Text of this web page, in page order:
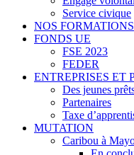
Service civique
NOS FORMATIONS
FONDS UE
FSE 2023
FEDER
ENTREPRISES ET
Des jeunes
Partenaires
Taxe
MUTATION
Caribou à